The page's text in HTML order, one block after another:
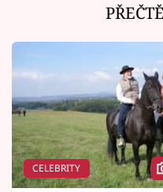
Sledujte nás
CELEBRITY